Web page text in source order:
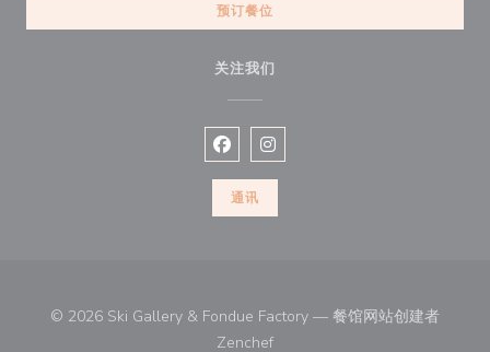
预订餐位
关注我们
Facebook ((在新窗口中打开))
Instagram ((在新窗口中打开))
通讯
© 2026 Ski Gallery & Fondue Factory — 餐馆网站创建者
Zenchef((在新窗口中打开))